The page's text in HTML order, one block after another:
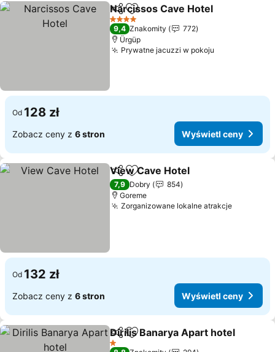
Udostępnij
Dodaj do ulubionych
Narcissos Cave Hotel
4 Kategoria
9,4 Znakomity
772
Ürgüp
Prywatne jacuzzi w pokoju
Od 128 zł
Zobacz ceny z 6 stron Wyświetl ceny
Udostępnij
Dodaj do ulubionych
View Cave Hotel
7,9 Dobry
854
Goreme
Zorganizowane lokalne atrakcje
Od 132 zł
Zobacz ceny z 6 stron Wyświetl ceny
Udostępnij
Dodaj do ulubionych
Dirilis Banarya Apart hotel
1 Kategoria